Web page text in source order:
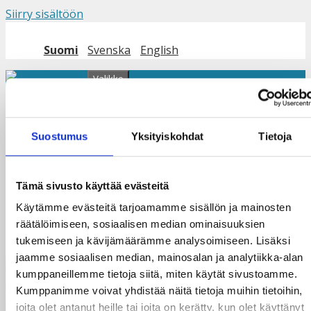
Suostumus Yksityiskohdat Tietoja
Tämä sivusto käyttää evästeitä
Käytämme evästeitä tarjoamamme sisällön ja mainosten
räätälöimiseen, sosiaalisen median ominaisuuksien
tukemiseen ja kävijämäärämme analysoimiseen. Lisäksi
jaamme sosiaalisen median, mainosalan ja analytiikka-alan
kumppaneillemme tietoja siitä, miten käytät sivustoamme.
Kumppanimme voivat yhdistää näitä tietoja muihin tietoihin,
joita olet antanut heille tai joita on kerätty, kun olet käyttänyt
Siirry sisältöön
Suomi Svenska English
Valikko